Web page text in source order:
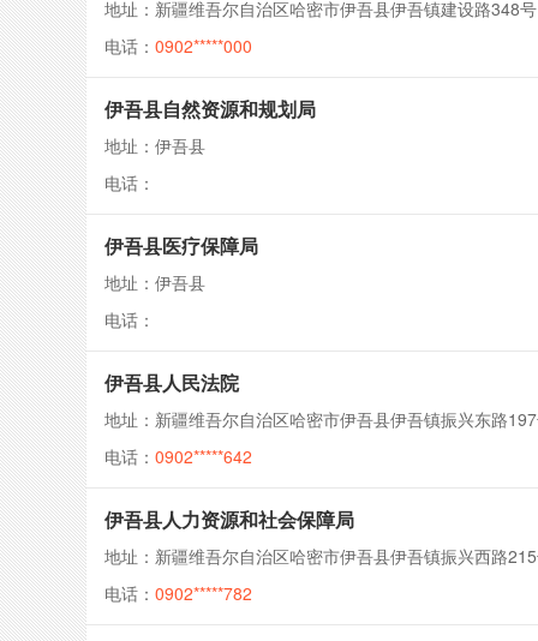
地址：新疆维吾尔自治区哈密市伊吾县伊吾镇建设路348号
电话： 0902*****000
伊吾县自然资源和规划局
地址：伊吾县
电话：
伊吾县医疗保障局
地址：伊吾县
电话：
伊吾县人民法院
地址：新疆维吾尔自治区哈密市伊吾县伊吾镇振兴东路
电话： 0902*****642
伊吾县人力资源和社会保障局
地址：新疆维吾尔自治区哈密市伊吾县伊吾镇振兴西路
电话： 0902*****782